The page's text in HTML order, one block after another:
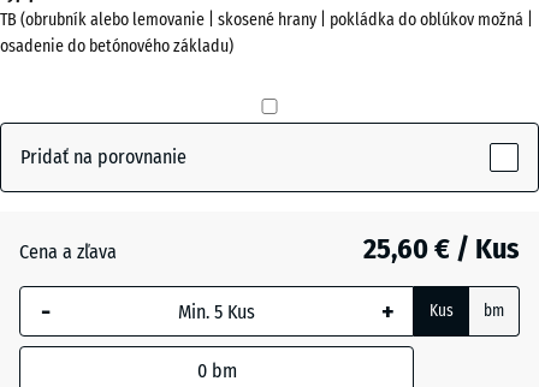
Zobraziť
farebnú
červená (active)
Antracit - 0,40 €
Bridlicová
TB (obrubník alebo lemovanie | skosené hrany | pokládka do oblúkov možná |
osadenie do betónového základu)
Pridať na porovnanie
Cena a zľava 25,60 € / Kus
- + Kus bm
0 bm